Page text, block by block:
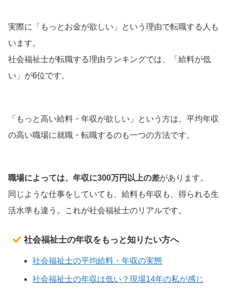
実際に「もっとお金が欲しい」という理由で転職する人も
います。
社会福祉士が転職する理由ランキングでは、「給料が低
い」が6位です。
「もっと高い給料・年収が欲しい」という方は、平均年収
の高い職場に就職・転職するのも一つの方法です。
職場によっては、年収に300万円以上の差があります。
同じような仕事をしていても、給料も年収も、得られる生
活水準も違う。これが社会福祉士のリアルです。
社会福祉士の年収をもっと知りたい方へ
社会福祉士の平均給料・年収の実態
社会福祉士の年収は低い？現場14年の私が感じ